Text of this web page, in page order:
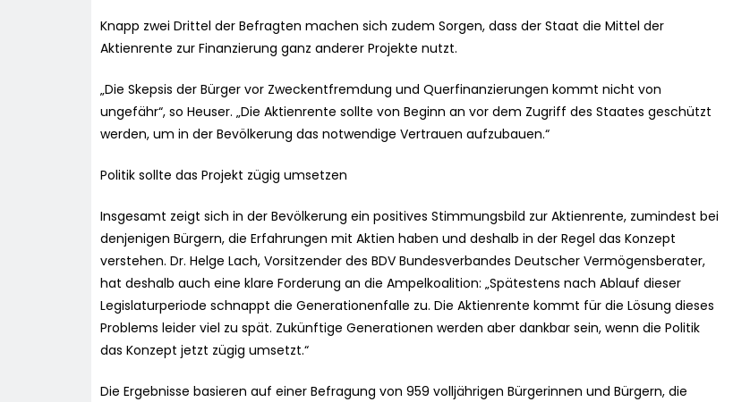
Knapp zwei Drittel der Befragten machen sich zudem Sorgen, dass der Staat die Mittel der
Aktienrente zur Finanzierung ganz anderer Projekte nutzt.
„Die Skepsis der Bürger vor Zweckentfremdung und Querfinanzierungen kommt nicht von
ungefähr“, so Heuser. „Die Aktienrente sollte von Beginn an vor dem Zugriff des Staates geschützt
werden, um in der Bevölkerung das notwendige Vertrauen aufzubauen.“
Politik sollte das Projekt zügig umsetzen
Insgesamt zeigt sich in der Bevölkerung ein positives Stimmungsbild zur Aktienrente, zumindest bei
denjenigen Bürgern, die Erfahrungen mit Aktien haben und deshalb in der Regel das Konzept
verstehen. Dr. Helge Lach, Vorsitzender des BDV Bundesverbandes Deutscher Vermögensberater,
hat deshalb auch eine klare Forderung an die Ampelkoalition: „Spätestens nach Ablauf dieser
Legislaturperiode schnappt die Generationenfalle zu. Die Aktienrente kommt für die Lösung dieses
Problems leider viel zu spät. Zukünftige Generationen werden aber dankbar sein, wenn die Politik
das Konzept jetzt zügig umsetzt.“
Die Ergebnisse basieren auf einer Befragung von 959 volljährigen Bürgerinnen und Bürgern, die